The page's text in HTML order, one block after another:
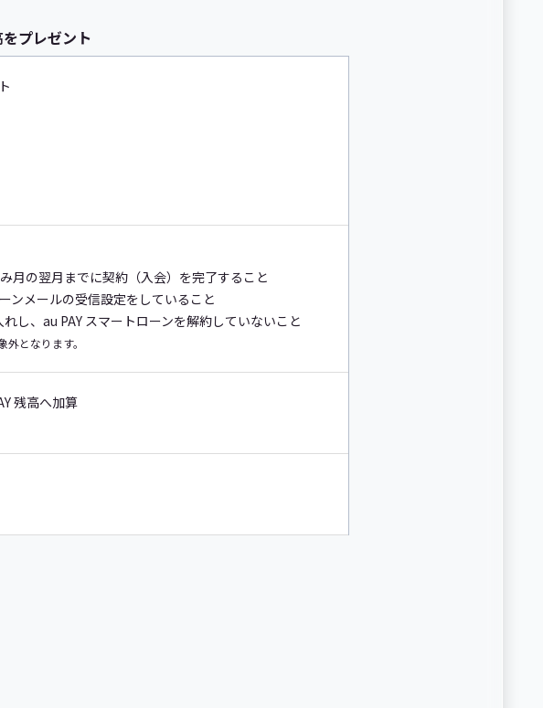
プレゼント
月の翌月までに契約（入会）を完了すること
ンメールの受信設定をしていること
し、au PAY スマートローンを解約していないこと
となります。
残高へ加算